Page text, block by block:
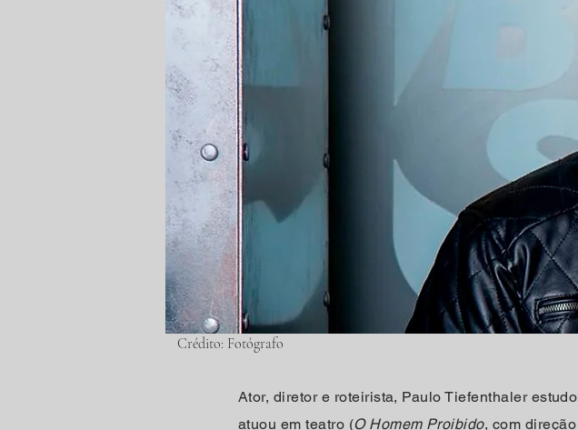
Crédito: Fotógrafo
Ator, diretor e roteirista, Paulo Tiefenthaler
atuou em teatro (O Homem Proibido, com